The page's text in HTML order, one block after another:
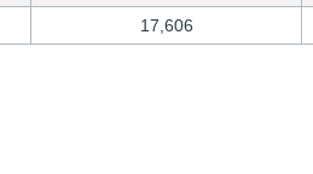
17,606